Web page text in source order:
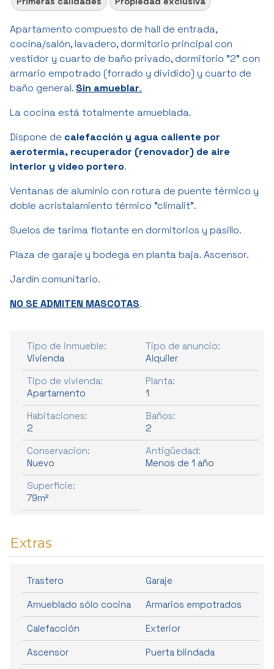
Apartamento compuesto de hall de entrada,
cocina/salón, lavadero, dormitorio principal con
vestidor y cuarto de baño privado, dormitorio "2" con
armario empotrado (forrado y dividido) y cuarto de
baño general. Sin amueblar.
La cocina está totalmente amueblada.
Dispone de calefacción y agua caliente por
aerotermia, recuperador (renovador) de aire
interior y video portero.
Ventanas de aluminio con rotura de puente térmico y
doble acristalamiento térmico "climalit".
Suelos de tarima flotante en dormitorios y pasillo.
Plaza de garaje y bodega en planta baja. Ascensor.
Jardín comunitario.
NO SE ADMITEN MASCOTAS.
Tipo de inmueble:
Vivienda
Tipo de anuncio:
Alquiler
Tipo de vivienda:
Apartamento
Planta:
1
Habitaciones:
2
Baños:
2
Conservacion:
Nuevo
Antigüedad:
Menos de 1 año
Superficie:
79m²
Extras
Trastero Garaje
Amueblado sólo cocina Armarios empotrados
Calefacción Exterior
Ascensor Puerta blindada